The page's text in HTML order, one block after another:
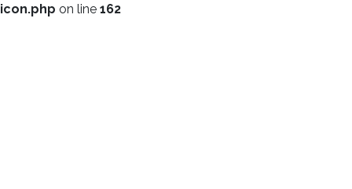
icon.php on line 162